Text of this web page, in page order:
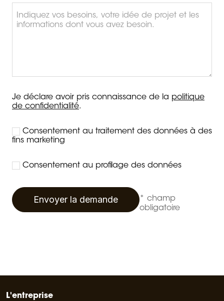
Je déclare avoir pris connaissance de la politique
de confidentialité.
Consentement au traitement des données à des
fins marketing
Consentement au profilage des données
Envoyer la demande
* champ
obligatoire
L'entreprise